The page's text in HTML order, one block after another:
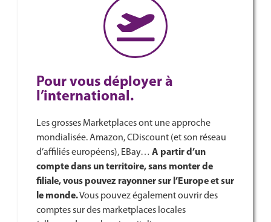
Pour vous déployer à
l’international.
Les grosses Marketplaces ont une approche
mondialisée. Amazon, CDiscount (et son réseau
d’affiliés européens), EBay… A partir d’un
compte dans un territoire, sans monter de
filiale, vous pouvez rayonner sur l’Europe et sur
le monde.Vous pouvez également ouvrir des
comptes sur des marketplaces locales